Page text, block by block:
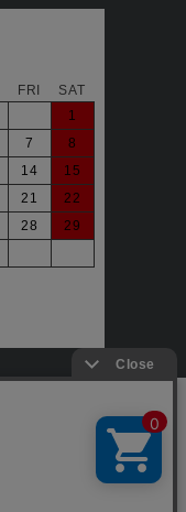
FRI
SAT
1
7
8
14
15
21
22
28
29